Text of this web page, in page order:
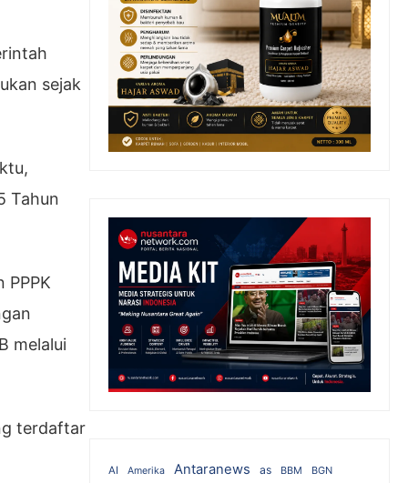
sejak
Tahun
PPPK
melalui
terdaftar
AI Amerika Antaranews as BBM BGN